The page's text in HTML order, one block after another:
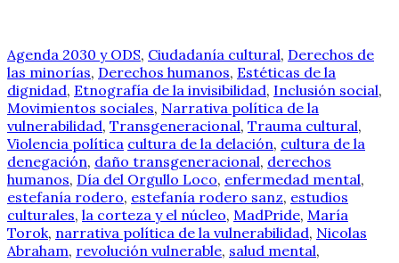
Agenda 2030 y ODS, Ciudadanía cultural, Derechos de
las minorías, Derechos humanos, Estéticas de la
dignidad, Etnografía de la invisibilidad, Inclusión social,
Movimientos sociales, Narrativa política de la
vulnerabilidad, Transgeneracional, Trauma cultural,
Violencia política cultura de la delación, cultura de la
denegación, daño transgeneracional, derechos
humanos, Día del Orgullo Loco, enfermedad mental,
estefanía rodero, estefanía rodero sanz, estudios
culturales, la corteza y el núcleo, MadPride, María
Torok, narrativa política de la vulnerabilidad, Nicolas
Abraham, revolución vulnerable, salud mental,